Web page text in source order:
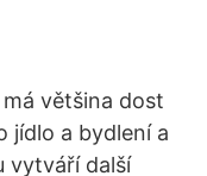
většina dost
jídlo a bydlení a
vytváří další